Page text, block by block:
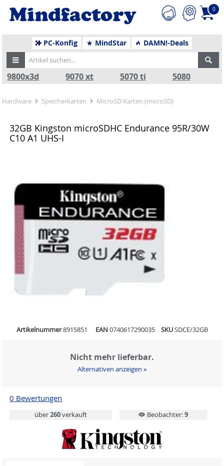
0
PC-Konfig MindStar DAMN!-Deals
9800x3d 9070 xt 5070 ti 5080
Hardware Speicherkarten MicroSD Karten (microSD)
32GB Kingston microSDHC Endurance 95R/30W
C10 A1 UHS-I
Artikelnummer8915851 EAN 0740617290035 SKUSDCE/32GB
Nicht mehr lieferbar.
Alternativen anzeigen »
0 Bewertungen
über260verkauft Beobachter:9